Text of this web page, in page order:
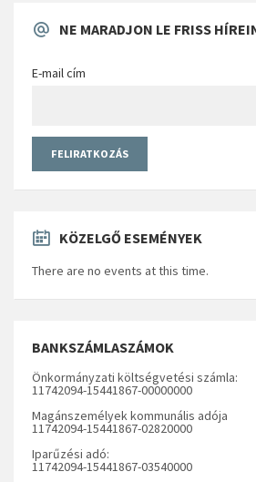
NE MARADJON LE FRISS
E-mail cím
KÖZELGŐ ESEMÉNYEK
There are no events at this time.
BANKSZÁMLASZÁMOK
Önkormányzati költségvetési számla:
11742094-15441867-00000000
Magánszemélyek kommunális adója
11742094-15441867-02820000
Iparűzési adó:
11742094-15441867-03540000